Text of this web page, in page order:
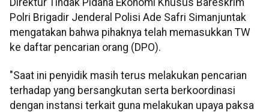
Polri Brigadir Jenderal Polisi Ade Safri Simanjuntak
mengatakan bahwa pihaknya telah memasukkan TW
ke daftar pencarian orang (DPO).
"Saat ini penyidik masih terus melakukan pencarian
terhadap yang bersangkutan serta berkoordinasi
dengan instansi terkait guna melakukan upaya paksa